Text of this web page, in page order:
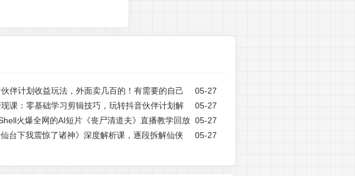
05-27
伴计划收益玩法，外面卖几百的！有需要的自己
05-27
课：零基础学习剪辑技巧，玩转抖音伙伴计划解
05-27
火爆全网的AI短片《丧尸清道夫》直播教学回放
05-27
台下我震惊了诸神》深度解析课，逐段拆解仙侠